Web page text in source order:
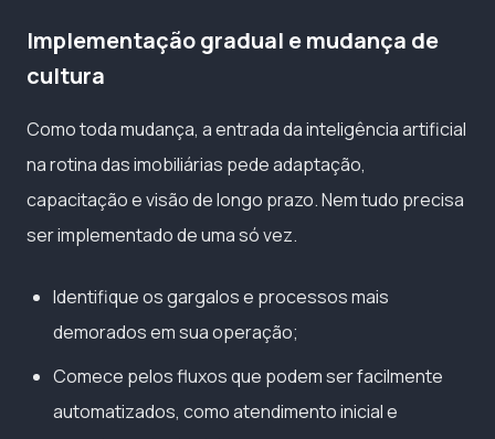
Implementação gradual e mudança de
cultura
Como toda mudança, a entrada da inteligência artificial
na rotina das imobiliárias pede adaptação,
capacitação e visão de longo prazo. Nem tudo precisa
ser implementado de uma só vez.
Identifique os gargalos e processos mais
demorados em sua operação;
Comece pelos fluxos que podem ser facilmente
automatizados, como atendimento inicial e